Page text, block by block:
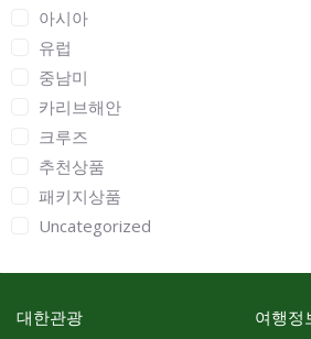
아시아
유럽
중남미
카리브해안
크루즈
추천상품
패키지상품
Uncategorized
대한관광 여행정